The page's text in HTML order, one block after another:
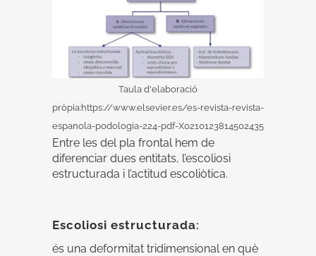
Taula d'elaboració
pròpia:https://www.elsevier.es/es-revista-revista-
espanola-podologia-224-pdf-X0210123814502435
Entre les del pla frontal hem de
diferenciar dues entitats, l’escoliosi
estructurada i l’actitud escoliòtica.
Escoliosi estructurada:
és una deformitat tridimensional en què